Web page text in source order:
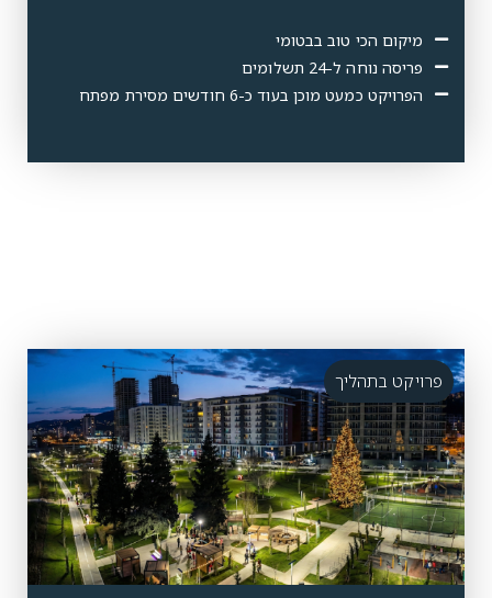
מיקום הכי טוב בבטומי
פריסה נוחה ל-24 תשלומים
הפרויקט כמעט מוכן בעוד כ-6 חודשים מסירת מפתח
פרויקט בתהליך